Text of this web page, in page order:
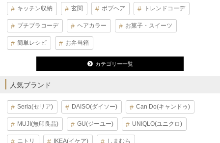
キッチン収納 玄関 ボブヘア トレンドコーデ
プチプラコーデ ヘアカラー お菓子・スイーツ
簡単レシピ お弁当箱
カテゴリー一覧
人気ブランド
Seria(セリア) DAISO(ダイソー) Can Do(キャンドゥ)
MUJI(無印良品) GU(ジーユー) UNIQLO(ユニクロ)
ニトリ IKEA(イケア) しまむら